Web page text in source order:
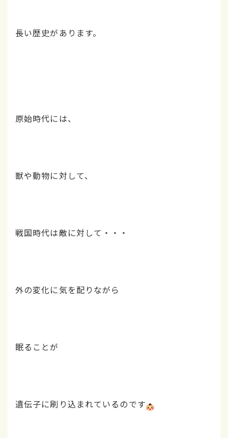
長い歴史があります。
原始時代には、
獣や動物に対して、
戦国時代は敵に対して・・・
外の変化に気を配りながら
眠ることが
遺伝子に刷り込まれているのです